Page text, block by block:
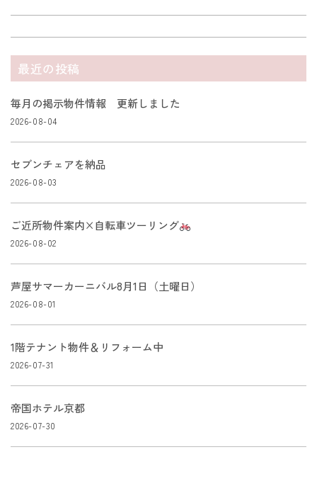
最近の投稿
毎月の掲示物件情報 更新しました
2026-08-04
セブンチェアを納品
2026-08-03
ご近所物件案内×自転車ツーリング
2026-08-02
芦屋サマーカーニバル8月1日（土曜日）
2026-08-01
1階テナント物件＆リフォーム中
2026-07-31
帝国ホテル京都
2026-07-30